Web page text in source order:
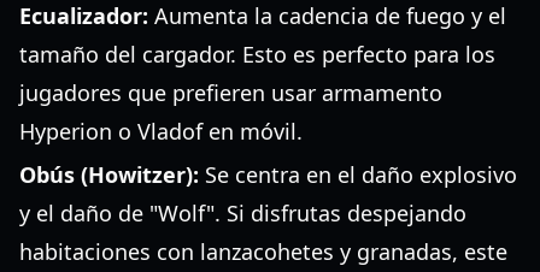
Ecualizador: Aumenta la cadencia de fuego y el
tamaño del cargador. Esto es perfecto para los
jugadores que prefieren usar armamento
Hyperion o Vladof en móvil.
Obús (Howitzer): Se centra en el daño explosivo
y el daño de "Wolf". Si disfrutas despejando
habitaciones con lanzacohetes y granadas, este